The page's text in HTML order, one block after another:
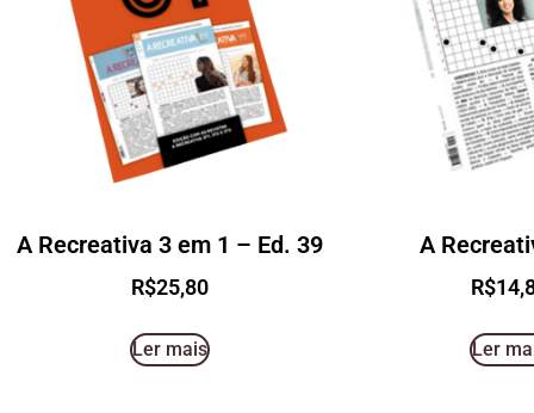
A Recreativa 3 em 1 – Ed. 39
R$25,80
Ler mais
A
R$
Ler